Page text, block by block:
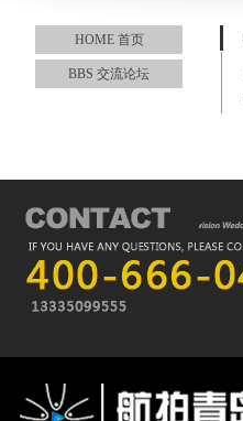
HOME 首页
BBS 交流论坛